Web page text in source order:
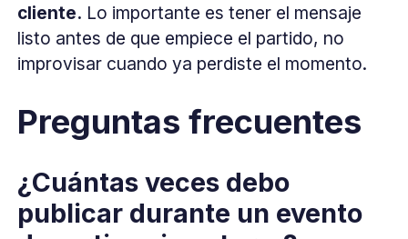
cliente. Lo importante es tener el mensaje
listo antes de que empiece el partido, no
improvisar cuando ya perdiste el momento.
Preguntas frecuentes
¿Cuántas veces debo
publicar durante un evento